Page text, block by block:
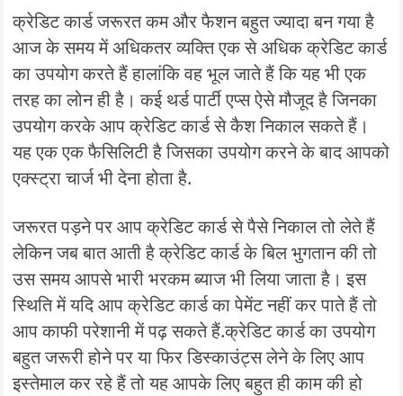
क्रेडिट कार्ड जरूरत कम और फैशन बहुत ज्यादा बन गया है
आज के समय में अधिकतर व्यक्ति एक से अधिक क्रेडिट कार्ड
का उपयोग करते हैं हालांकि वह भूल जाते हैं कि यह भी एक
तरह का लोन ही है। कई थर्ड पार्टी एप्स ऐसे मौजूद है जिनका
उपयोग करके आप क्रेडिट कार्ड से कैश निकाल सकते हैं।
यह एक एक फैसिलिटी है जिसका उपयोग करने के बाद आपको
एक्स्ट्रा चार्ज भी देना होता है.
जरूरत पड़ने पर आप क्रेडिट कार्ड से पैसे निकाल तो लेते हैं
लेकिन जब बात आती है क्रेडिट कार्ड के बिल भुगतान की तो
उस समय आपसे भारी भरकम ब्याज भी लिया जाता है। इस
स्थिति में यदि आप क्रेडिट कार्ड का पेमेंट नहीं कर पाते हैं तो
आप काफी परेशानी में पढ़ सकते हैं.क्रेडिट कार्ड का उपयोग
बहुत जरूरी होने पर या फिर डिस्काउंट्स लेने के लिए आप
इस्तेमाल कर रहे हैं तो यह आपके लिए बहुत ही काम की हो